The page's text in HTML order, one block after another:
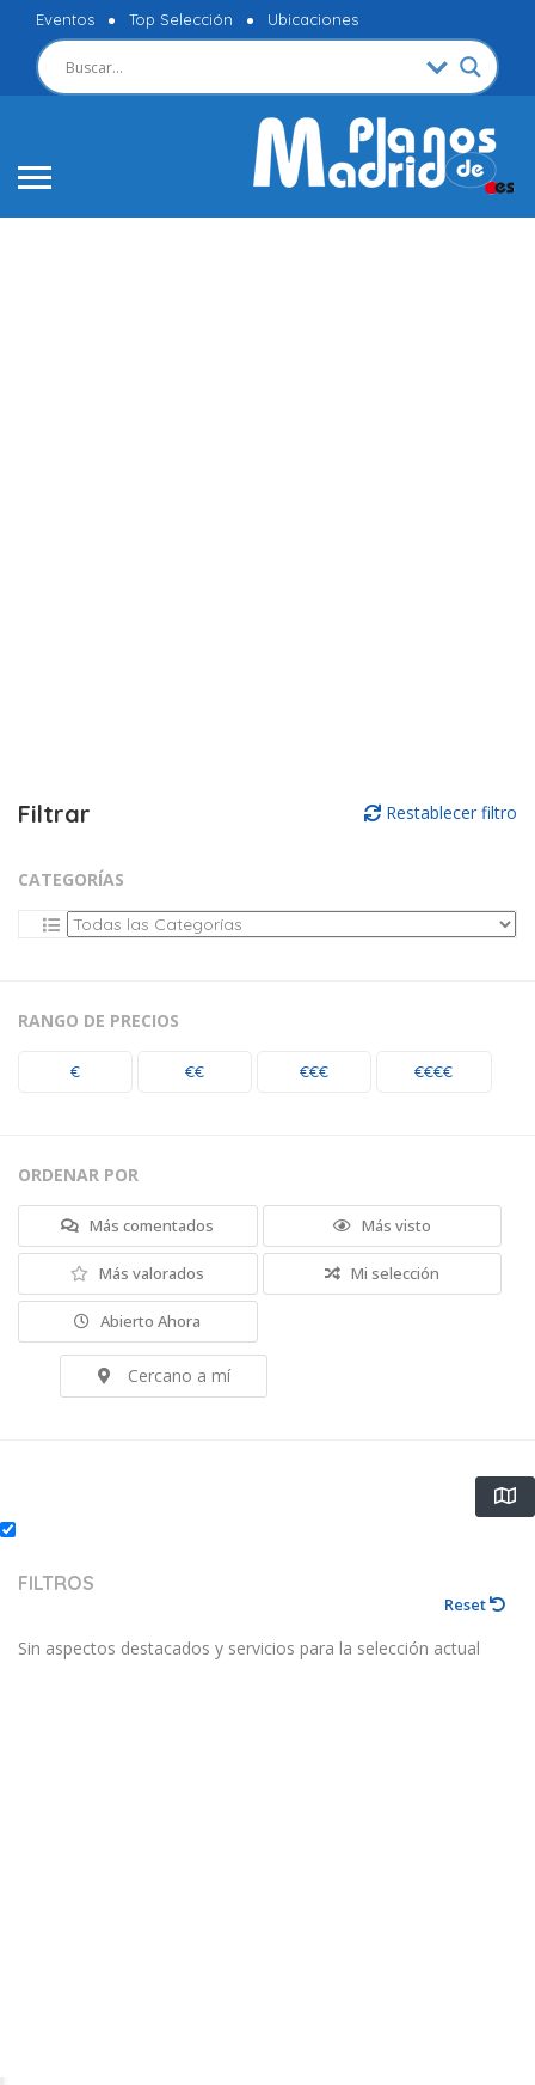
Eventos Top Selección Ubicaciones
Filtrar Restablecer filtro
CATEGORÍAS
RANGO DE PRECIOS
€ €€ €€€ €€€€
ORDENAR POR
Más comentados Más visto
Más valorados Mi selección
Abierto Ahora
Cercano a mí
FILTROS
Reset
Sin aspectos destacados y servicios para la selección actual